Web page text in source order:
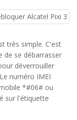
très simple. C'est
de se débarrasser
déverrouiller
numéro IMEI
*#06# ou
sur l'étiquette